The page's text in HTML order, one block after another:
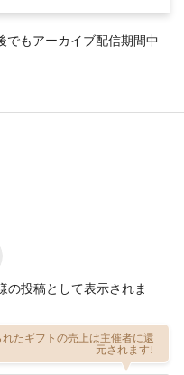
もアーカイブ配信期間中
の投稿として表示されま
れたギフトの売上は主催者に還
元されます!